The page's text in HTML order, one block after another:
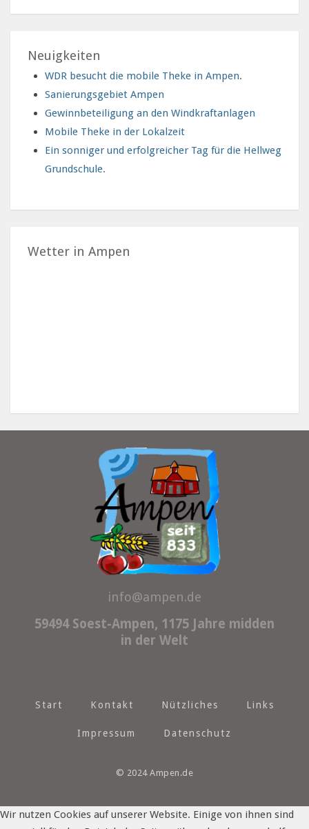
Neuigkeiten
WDR besucht die mobile Theke in Ampen.
Sanierungsgebiet Ampen
Gewinnbeteiligung an den Windkraftanlagen
Mobile Theke in der Lokalzeit
Ein sonniger und erfolgreicher Tag für die Hellweg
Grundschule.
Wetter in Ampen
info@ampen.de
59494 Soest-Ampen, 1175 Jahre midden
in der Welt
Start Kontakt Nützliches Links
Impressum Datenschutz
© 2024 Ampen.de
Wir nutzen Cookies auf unserer Website. Einige von ihnen sind